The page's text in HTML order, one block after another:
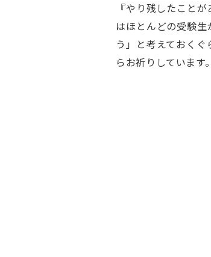
『やり残したこと
はほとんどの受験
う」と考えておく
らお祈りしています